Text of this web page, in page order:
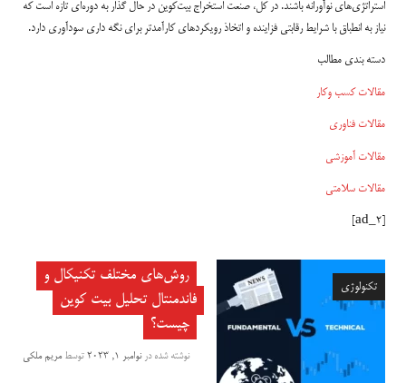
استراتژی‌های نوآورانه باشند. در کل، صنعت استخراج بیت‌کوین در حال گذار به دوره‌ای تازه است که
نیاز به انطباق با شرایط رقابتی فزاینده و اتخاذ رویکردهای کارآمدتر برای نگه داری سودآوری دارد.
دسته بندی مطالب
مقالات کسب وکار
مقالات فناوری
مقالات آموزشی
مقالات سلامتی
تکنولوژی
روش‌های مختلف تکنیکال و
فاندمنتال تحلیل بیت کوین
چیست؟
نوشته شده درنوامبر 1, 2023 توسطمریم ملکی